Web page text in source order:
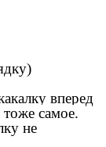
вперед
самое.
не